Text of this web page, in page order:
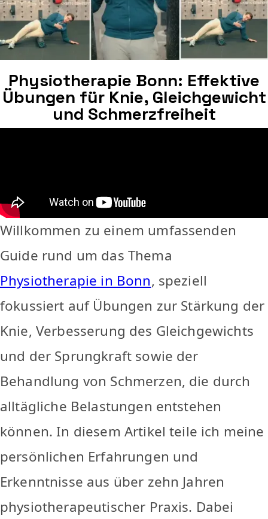
Physiotherapie Bonn: Effektive
Übungen für Knie, Gleichgewicht
und Schmerzfreiheit
Willkommen zu einem umfassenden
Guide rund um das Thema
Physiotherapie in Bonn, speziell
fokussiert auf Übungen zur Stärkung der
Knie, Verbesserung des Gleichgewichts
und der Sprungkraft sowie der
Behandlung von Schmerzen, die durch
alltägliche Belastungen entstehen
können. In diesem Artikel teile ich meine
persönlichen Erfahrungen und
Erkenntnisse aus über zehn Jahren
physiotherapeutischer Praxis. Dabei